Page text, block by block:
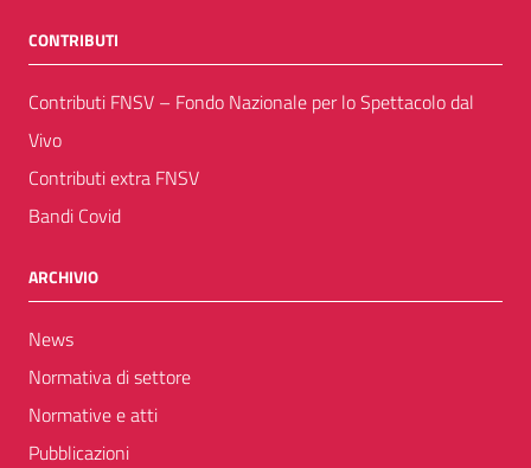
CONTRIBUTI
Contributi FNSV – Fondo Nazionale per lo Spettacolo dal
Vivo
Contributi extra FNSV
Bandi Covid
ARCHIVIO
News
Normativa di settore
Normative e atti
Pubblicazioni